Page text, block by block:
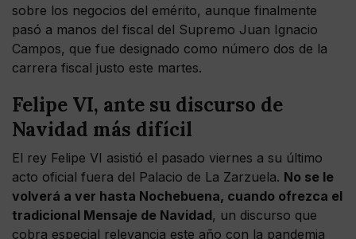
sobre los negocios del emérito, aunque finalmente
pasó a manos del fiscal del Supremo Juan Ignacio
Campos, que fue designado como número dos de la
carrera fiscal justo este martes.
Felipe VI, ante su discurso de
Navidad más difícil
El rey Felipe VI asistió el pasado viernes a su último
acto oficial fuera del Palacio de La Zarzuela. No se le
volverá a ver hasta Nochebuena, cuando ofrezca el
tradicional Mensaje de Navidad, un discurso que
cobra especial relevancia este año con la pandemia